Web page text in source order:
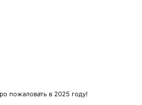
пожаловать в 2025 году!